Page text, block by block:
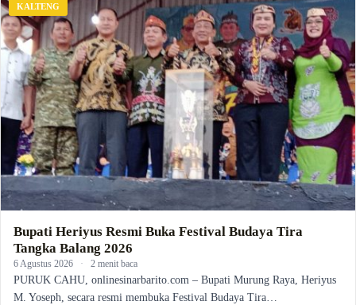
KALTENG
Bupati Heriyus Resmi Buka Festival Budaya Tira
Tangka Balang 2026
6 Agustus 2026 · 2 menit baca
PURUK CAHU, onlinesinarbarito.com – Bupati Murung Raya, Heriyus
M. Yoseph, secara resmi membuka Festival Budaya Tira…